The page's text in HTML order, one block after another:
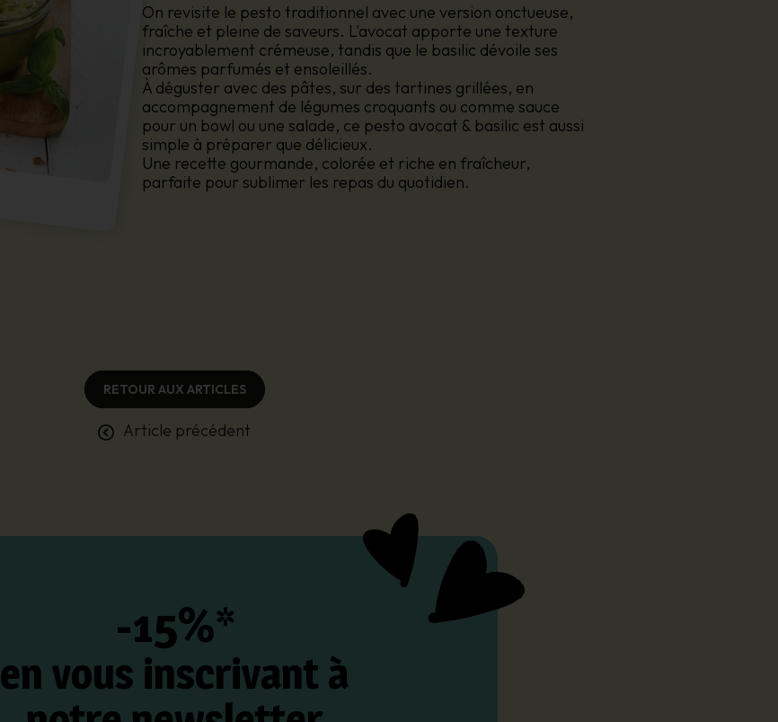
On revisite le pesto traditionnel avec une version onctueuse,
fraîche et pleine de saveurs. L'avocat apporte une texture
incroyablement crémeuse, tandis que le basilic dévoile ses
arômes parfumés et ensoleillés.
À déguster avec des pâtes, sur des tartines grillées, en
accompagnement de légumes croquants ou comme sauce
pour un bowl ou une salade, ce pesto avocat & basilic est aussi
simple à préparer que délicieux.
Une recette gourmande, colorée et riche en fraîcheur,
parfaite pour sublimer les repas du quotidien.
RETOUR AUX ARTICLES
Article précédent
-15%*
en vous inscrivant à